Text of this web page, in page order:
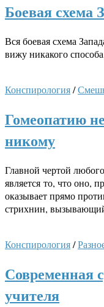
Боевая схема
Вся боевая схема
вижу никакого
Конспирология/
Гомеопатию
никому
Главной чертой
является то, что оно,
оказывает прямо
стрихнин,
Конспирология/
Современная
учителя